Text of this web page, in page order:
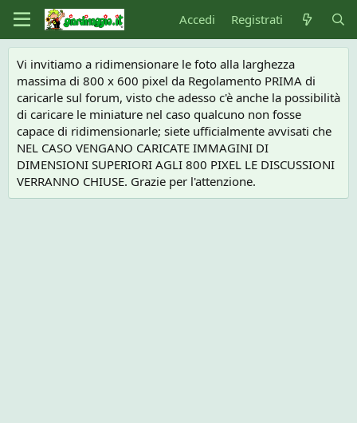
Accedi Registrati
Vi invitiamo a ridimensionare le foto alla larghezza
massima di 800 x 600 pixel da Regolamento PRIMA di
caricarle sul forum, visto che adesso c'è anche la possibilità
di caricare le miniature nel caso qualcuno non fosse
capace di ridimensionarle; siete ufficialmente avvisati che
NEL CASO VENGANO CARICATE IMMAGINI DI
DIMENSIONI SUPERIORI AGLI 800 PIXEL LE DISCUSSIONI
VERRANNO CHIUSE. Grazie per l'attenzione.